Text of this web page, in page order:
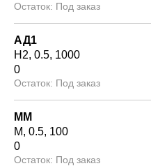
Под заказ
АД1
Н2 0.5 1000
0
Под заказ
ММ
М 0.5 100
0
Под заказ